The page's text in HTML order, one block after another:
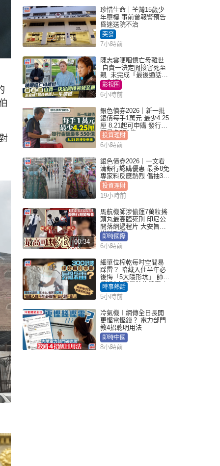
珍惜生命｜荃灣15歲少
年墮樓 事前曾報警預告
昏迷送院不治
突發
7小時前
陳志雲哽咽憶亡母離世
自責一決定間接害死至
親 未完成「最後通話」
一生遺憾
影視圈
6小時前
銀色債券2026｜新一批
銀債每手1萬元 最少4.25
厘 8.21起可申購 發行金
額最多550億
投資理財
6小時前
銀色債券2026｜一文看
清銀行認購優惠 最多8免
專家料反應熱烈 倡抽30
手
投資理財
19小時前
00:34
馬航機師涉偷運7萬粒搖
頭丸最高臨死刑 印尼公
開落網過程片 大安旨意
豈料敗露
即時國際
6小時前
細單位榨乾每吋空間易
踩雷？ 暗藏入住半年必
後悔「5大隱形坑」 師傅
傳授6字家居裝修錦囊｜
Juicy叮
時事熱話
5小時前
冷氣機︱網傳全日長開
更慳電慳錢？ 電力部門
教4招聰明用法
即時中國
8小時前